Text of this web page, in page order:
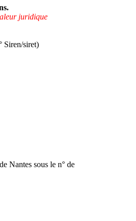
juridique
Siren/siret)
Nantes sous le n° de